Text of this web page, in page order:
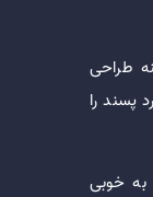
طراحی
پسند را
به خوبی